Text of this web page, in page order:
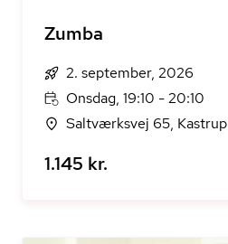
Zumba
2. september, 2026
Onsdag, 19:10 - 20:10
Saltværksvej 65, Kastrup
1.145 kr.